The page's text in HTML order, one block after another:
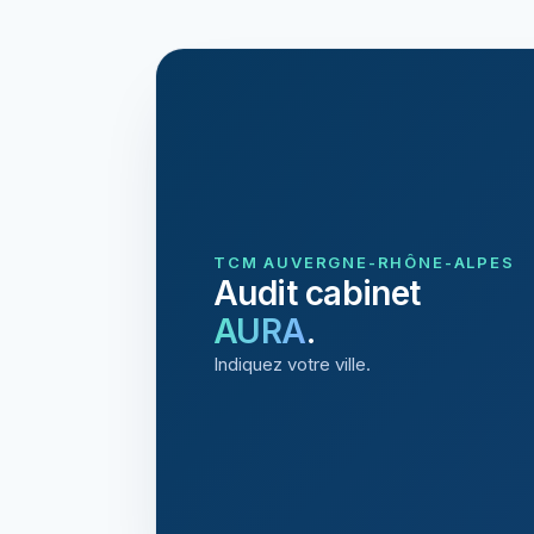
TCM AUVERGNE-RHÔNE-ALPES
Audit cabinet
AURA.
Indiquez votre ville.